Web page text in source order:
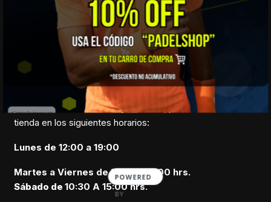
2. Los Palacios 580, Condominio Las Araucarias,
San Fernando, O'Higgins, Chile .
Los pedidos serán procesados de lunes a viernes entre
09:00 a 19:00 hrs. y a partir del día hábil siguiente podrá
realizar el retiro de su compra,previa confirmación de
Cuando reciba el correo indicando que su
pedido se encuentra listo para retiro, puede acercarse a la
tienda en los siguientes horarios:
Lunes de 12:00 a 19:00
Martes a Viernes de 11:30 A 19:00 hrs.
Sábado de 10:30 A 15:00 hrs.
POWERED
BY